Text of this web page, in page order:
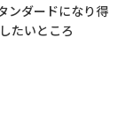
ンダードになり得
たいところ